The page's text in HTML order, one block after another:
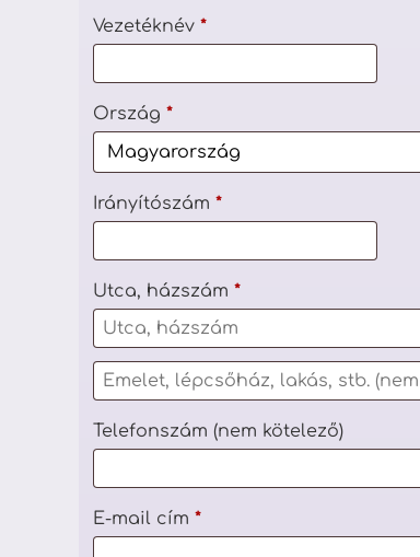
Vezetéknév *
Ország *
Irányítószám *
Utca, házszám *
Telefonszám (nem kötelező)
E-mail cím *